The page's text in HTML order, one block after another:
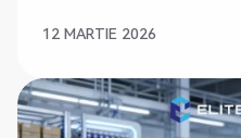
12 MARTIE 2026